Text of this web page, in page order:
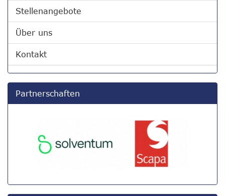
Stellenangebote
Über uns
Kontakt
Partnerschaften